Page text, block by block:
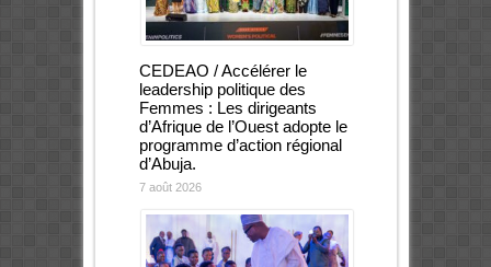
CEDEAO / Accélérer le
leadership politique des
Femmes : Les dirigeants
d’Afrique de l’Ouest adopte le
programme d’action régional
d’Abuja.
7 août 2026